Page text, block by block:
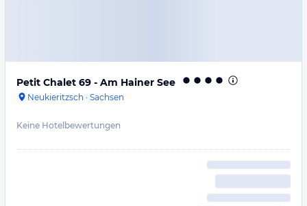
Petit Chalet 69 - Am Hainer See
Neukieritzsch · Sachsen
Keine Hotelbewertungen